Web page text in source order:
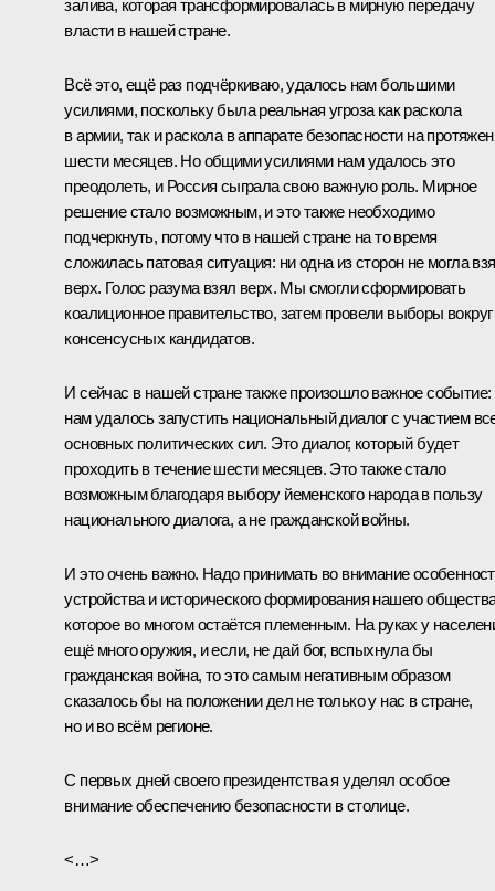
залива, которая трансформировалась в мирную передачу
власти в нашей стране.
Всё это, ещё раз подчёркиваю, удалось нам большими
усилиями, поскольку была реальная угроза как раскола
в армии, так и раскола в аппарате безопасности на
шести месяцев. Но общими усилиями нам удалось это
преодолеть, и Россия сыграла свою важную роль. Мирное
решение стало возможным, и это также необходимо
подчеркнуть, потому что в нашей стране на то время
сложилась патовая ситуация: ни одна из сторон не могла
верх. Голос разума взял верх. Мы смогли сформировать
коалиционное правительство, затем провели выборы вокруг
консенсусных кандидатов.
И сейчас в нашей стране также произошло важное событие:
нам удалось запустить национальный диалог с участием
основных политических сил. Это диалог, который будет
проходить в течение шести месяцев. Это также стало
возможным благодаря выбору йеменского народа в пользу
национального диалога, а не гражданской войны.
И это очень важно. Надо принимать во внимание
устройства и исторического формирования нашего
которое во многом остаётся племенным. На руках у
ещё много оружия, и если, не дай бог, вспыхнула бы
гражданская война, то это самым негативным образом
сказалось бы на положении дел не только у нас в стране,
но и во всём регионе.
С первых дней своего президентства я уделял особое
внимание обеспечению безопасности в столице.
<…>